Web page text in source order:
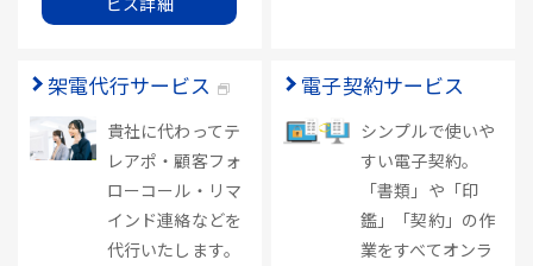
架電代行サービス
貴社に代わってテ
レアポ・顧客フォ
ローコール・リマ
インド連絡などを
代行いたします。
電子契約サービス
シンプルで使いや
すい電子契約。
「書類」や「印
鑑」「契約」の作
業をすべてオンラ